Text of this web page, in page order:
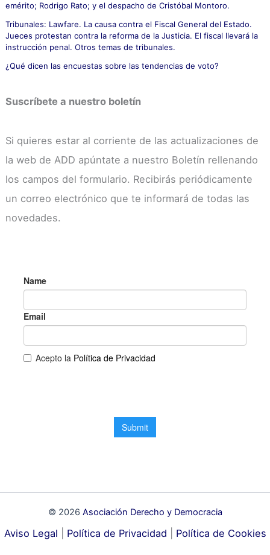
emérito; Rodrigo Rato; y el despacho de Cristóbal Montoro.
Tribunales: Lawfare. La causa contra el Fiscal General del Estado.
Jueces protestan contra la reforma de la Justicia. El fiscal llevará la
instrucción penal. Otros temas de tribunales.
¿Qué dicen las encuestas sobre las tendencias de voto?
Suscríbete a nuestro boletín
Si quieres estar al corriente de las actualizaciones de
la web de ADD apúntate a nuestro Boletín rellenando
los campos del formulario. Recibirás periódicamente
un correo electrónico que te informará de todas las
novedades.
© 2026 Asociación Derecho y Democracia
Aviso Legal Política de Privacidad Política de Cookies